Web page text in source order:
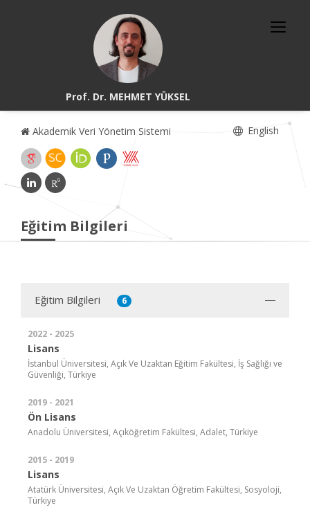
Prof. Dr. MEHMET YÜKSEL
Akademik Veri Yönetim Sistemi English
Eğitim Bilgileri
Eğitim Bilgileri 6
2022 - 2025
Lisans
İstanbul Üniversitesi, Açık Ve Uzaktan Eğitim Fakültesi, İş Sağlığı ve
Güvenliği, Türkiye
2019 - 2021
Ön Lisans
Anadolu Üniversitesi, Açıköğretim Fakültesi, Adalet, Türkiye
2015 - 2019
Lisans
Atatürk Üniversitesi, Açık Ve Uzaktan Öğretim Fakültesi, Sosyoloji,
Türkiye